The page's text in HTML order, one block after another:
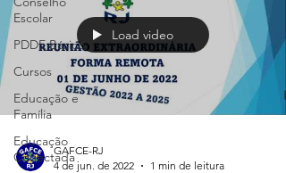
Escolar
PDDE Básico
Cursos
Educação e
Família
Educação
Conectada
Load video
GAFCE-RJ
4 de jun. de 2022
1 min de leitura